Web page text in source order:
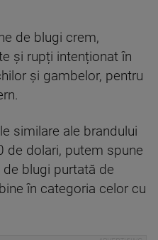
de blugi crem,
și rupți intenționat în
și gambelor, pentru
similare ale brandului
de dolari, putem spune
blugi purtată de
în categoria celor cu